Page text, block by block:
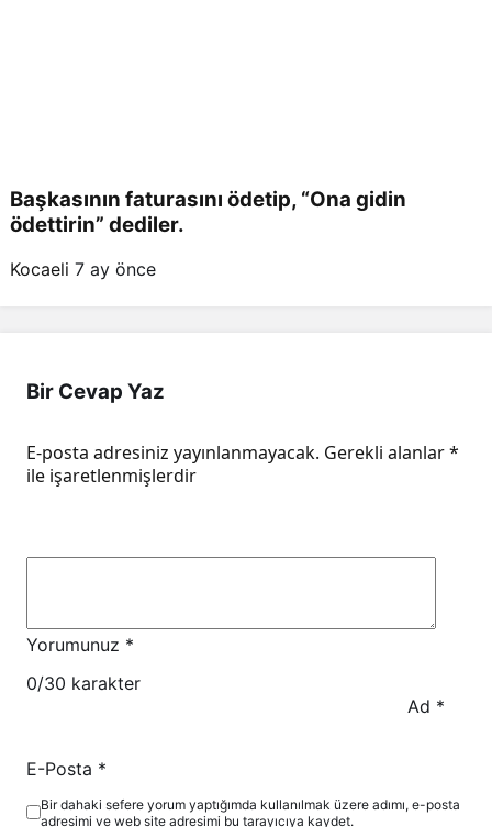
Başkasının faturasını ödetip, “Ona gidin
ödettirin” dediler.
Kocaeli 7 ay önce
Bir Cevap Yaz
E-posta adresiniz yayınlanmayacak. Gerekli alanlar*
ile işaretlenmişlerdir
Yorumunuz *
0/30 karakter
Ad *
E-Posta *
Bir dahaki sefere yorum yaptığımda kullanılmak üzere adımı, e-posta
adresimi ve web site adresimi bu tarayıcıya kaydet.